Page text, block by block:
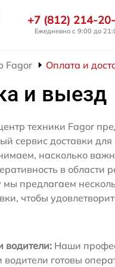
+7 (812) 214-
Ежедневно с 9:00 до
Fagor Оплата и
и выезд
техники Fagor
сервис доставки
насколько
в области
мы предлагаем
чтобы
водители: Наши
готовы